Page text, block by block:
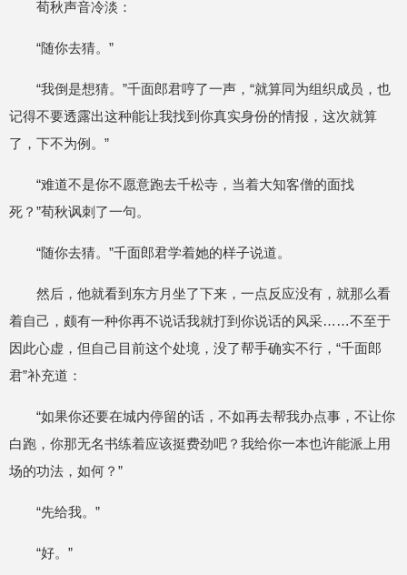
荀秋声音冷淡：
“随你去猜。”
“我倒是想猜。”千面郎君哼了一声，“就算同为组织成员，也
记得不要透露出这种能让我找到你真实身份的情报，这次就算
了，下不为例。”
“难道不是你不愿意跑去千松寺，当着大知客僧的面找
死？”荀秋讽刺了一句。
“随你去猜。”千面郎君学着她的样子说道。
然后，他就看到东方月坐了下来，一点反应没有，就那么看
着自己，颇有一种你再不说话我就打到你说话的风采……不至于
因此心虚，但自己目前这个处境，没了帮手确实不行，“千面郎
君”补充道：
“如果你还要在城内停留的话，不如再去帮我办点事，不让你
白跑，你那无名书练着应该挺费劲吧？我给你一本也许能派上用
场的功法，如何？”
“先给我。”
“好。”